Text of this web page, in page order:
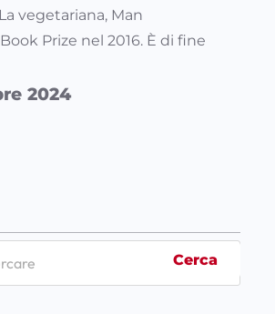
vegetariana, Man
Prize nel 2016. È di fine
2024
Cerca